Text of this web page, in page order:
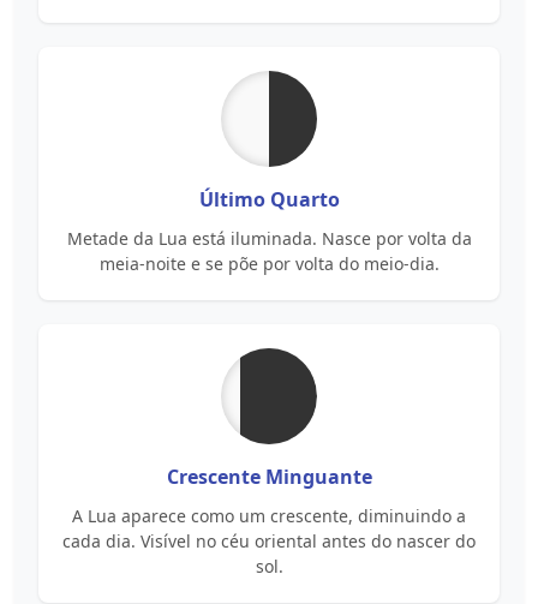
Último Quarto
Metade da Lua está iluminada. Nasce por volta da
meia-noite e se põe por volta do meio-dia.
Crescente Minguante
A Lua aparece como um crescente, diminuindo a
cada dia. Visível no céu oriental antes do nascer do
sol.